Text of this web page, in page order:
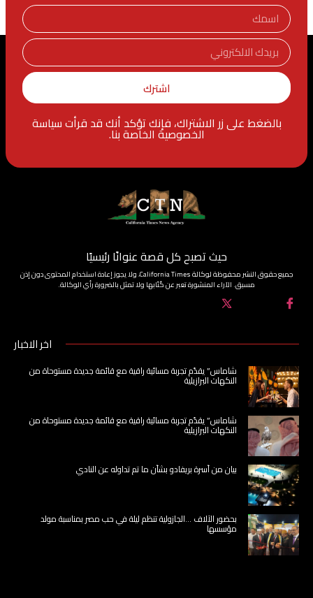
اشترك
بالضغط على زر الاشتراك، فإنك تؤكد أنك قد قرأت سياسة
الخصوصية الخاصة بنا.
حيث تصبح كل قصة عنوانًا رئيسيًا
جميع حقوق النشر محفوظة لوكالة California Times، ولا يجوز إعادة استخدام المحتوى دون إذن
مسبق. الآراء المنشورة تعبر عن كُتّابها ولا تمثل بالضرورة رأي الوكالة.
اخر الاخبار
شاماس” يقدّم تجربة مسائية راقية مع قائمة جديدة مستوحاة من
النكهات البرازيلية
شاماس” يقدّم تجربة مسائية راقية مع قائمة جديدة مستوحاة من
النكهات البرازيلية
بيان من أسرة بريفادو بشأن ما تم تداوله عن النادي
بحضور الآلاف …الجازولية تنظم ليلة في حب مصر بمناسبة مولد
مؤسسها